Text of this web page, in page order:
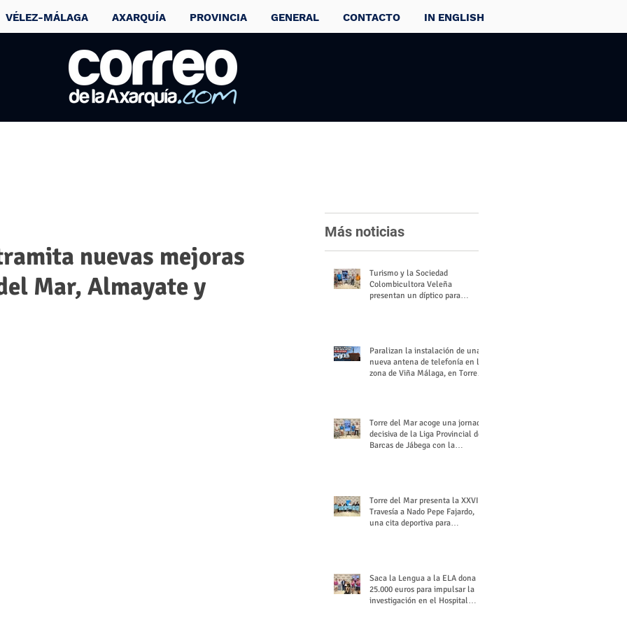
VÉLEZ-MÁLAGA AXARQUÍA PROVINCIA GENERAL CONTACTO IN ENGLISH
nuevas mejoras
Mar, Almayate y
Más noticias
Turismo y la Sociedad
Colombicultora Veleña
presentan un díptico para
Paralizan la instalación de una
nueva antena de telefonía en la
zona de Viña Málaga, en Torre
Torre del Mar acoge una jornada
decisiva de la Liga Provincial de
Barcas de Jábega con la
Torre del Mar presenta la XXVI
Travesía a Nado Pepe Fajardo,
una cita deportiva para
Saca la Lengua a la ELA dona
25.000 euros para impulsar la
investigación en el Hospital